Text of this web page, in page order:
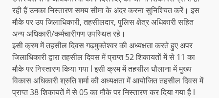
रही हैं उनका निस्तारण समय सीमा के अंदर करना सुनिश्चित करें। इस
मौके पर उप जिलाधिकारी, तहसीलदार, पुलिस क्षेत्र अधिकारी सहित
अन्य अधिकारी/कर्मचारीगण उपस्थित रहे।
इसी क्रम में तहसील दिवस गढ़मुक्तेश्वर की अध्यक्षता करते हुए अपर
जिलाधिकारी द्वारा तहसील दिवस में प्राप्त 52 शिकायतों में से 11 का
मौके पर निस्तारण किया गया l इसी क्रम में तहसील धौलाना में मुख्य
विकास अधिकारी श्रुति शर्मा की अध्यक्षता में आयोजित तहसील दिवस में
प्राप्त 38 शिकायतें में से 05 का मौके पर निस्तारण कर दिया गया है l